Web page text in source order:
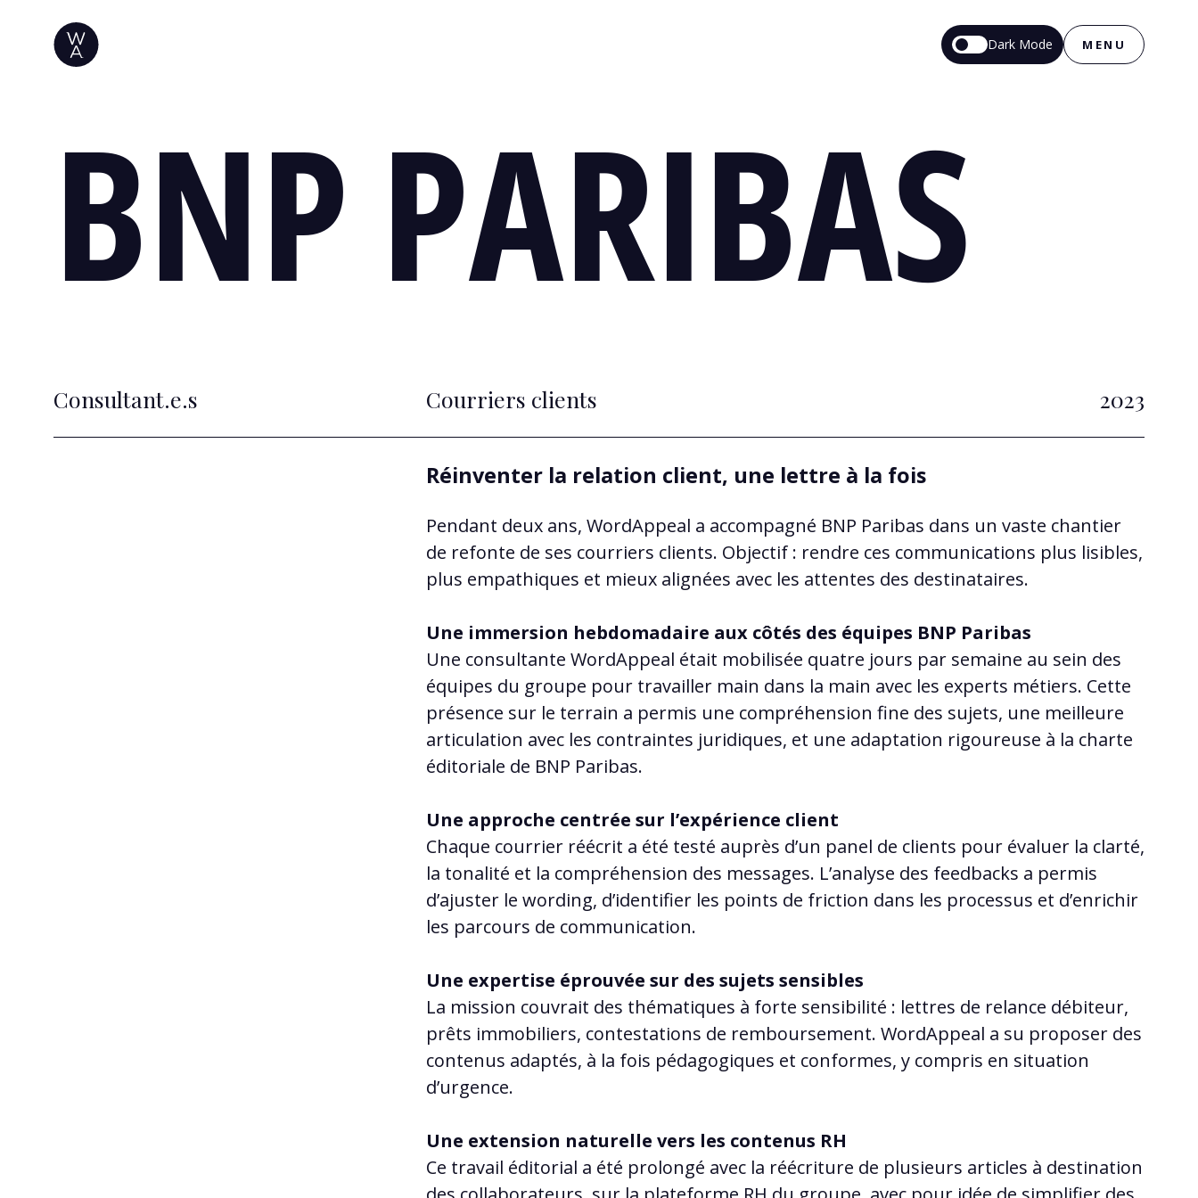
Dark Mode MENU
BNP PARIBAS
Consultant.e.s Courriers clients 2023
Réinventer la relation client, une lettre à la fois
Pendant deux ans, WordAppeal a accompagné BNP Paribas dans un vaste chantier
de refonte de ses courriers clients. Objectif : rendre ces communications plus lisibles,
plus empathiques et mieux alignées avec les attentes des destinataires.
Une immersion hebdomadaire aux côtés des équipes BNP Paribas
Une consultante WordAppeal était mobilisée quatre jours par semaine au sein des
équipes du groupe pour travailler main dans la main avec les experts métiers. Cette
présence sur le terrain a permis une compréhension fine des sujets, une meilleure
articulation avec les contraintes juridiques, et une adaptation rigoureuse à la charte
éditoriale de BNP Paribas.
Une approche centrée sur l’expérience client
Chaque courrier réécrit a été testé auprès d’un panel de clients pour évaluer la clarté,
la tonalité et la compréhension des messages. L’analyse des feedbacks a permis
d’ajuster le wording, d’identifier les points de friction dans les processus et d’enrichir
les parcours de communication.
Une expertise éprouvée sur des sujets sensibles
La mission couvrait des thématiques à forte sensibilité : lettres de relance débiteur,
prêts immobiliers, contestations de remboursement. WordAppeal a su proposer des
contenus adaptés, à la fois pédagogiques et conformes, y compris en situation
d’urgence.
Une extension naturelle vers les contenus RH
Ce travail éditorial a été prolongé avec la réécriture de plusieurs articles à destination